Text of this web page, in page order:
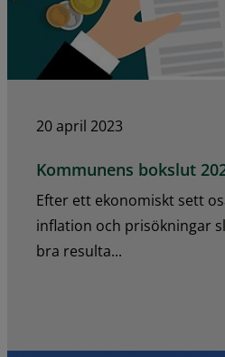
20 april 2023
Kommunens bokslut
Efter ett ekonomiskt sett
inflation och prisökningar
bra resulta...